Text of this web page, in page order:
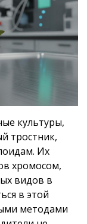
культуры,
тростник,
Их
хромосом,
видов в
в этой
методами